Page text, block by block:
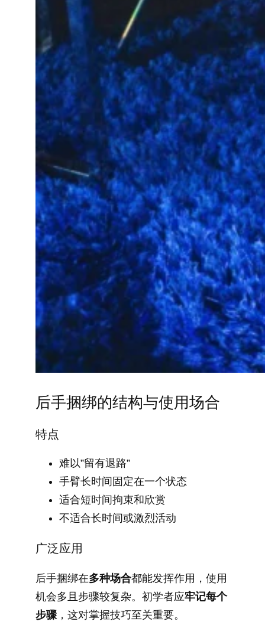
后手捆绑的结构与使用场合
特点
难以”留有退路”
手臂长时间固定在一个状态
适合短时间拘束和欣赏
不适合长时间或激烈活动
广泛应用
后手捆绑在多种场合都能发挥作用，使用
机会多且步骤较复杂。初学者应牢记每个
步骤 ，这对掌握技巧至关重要。